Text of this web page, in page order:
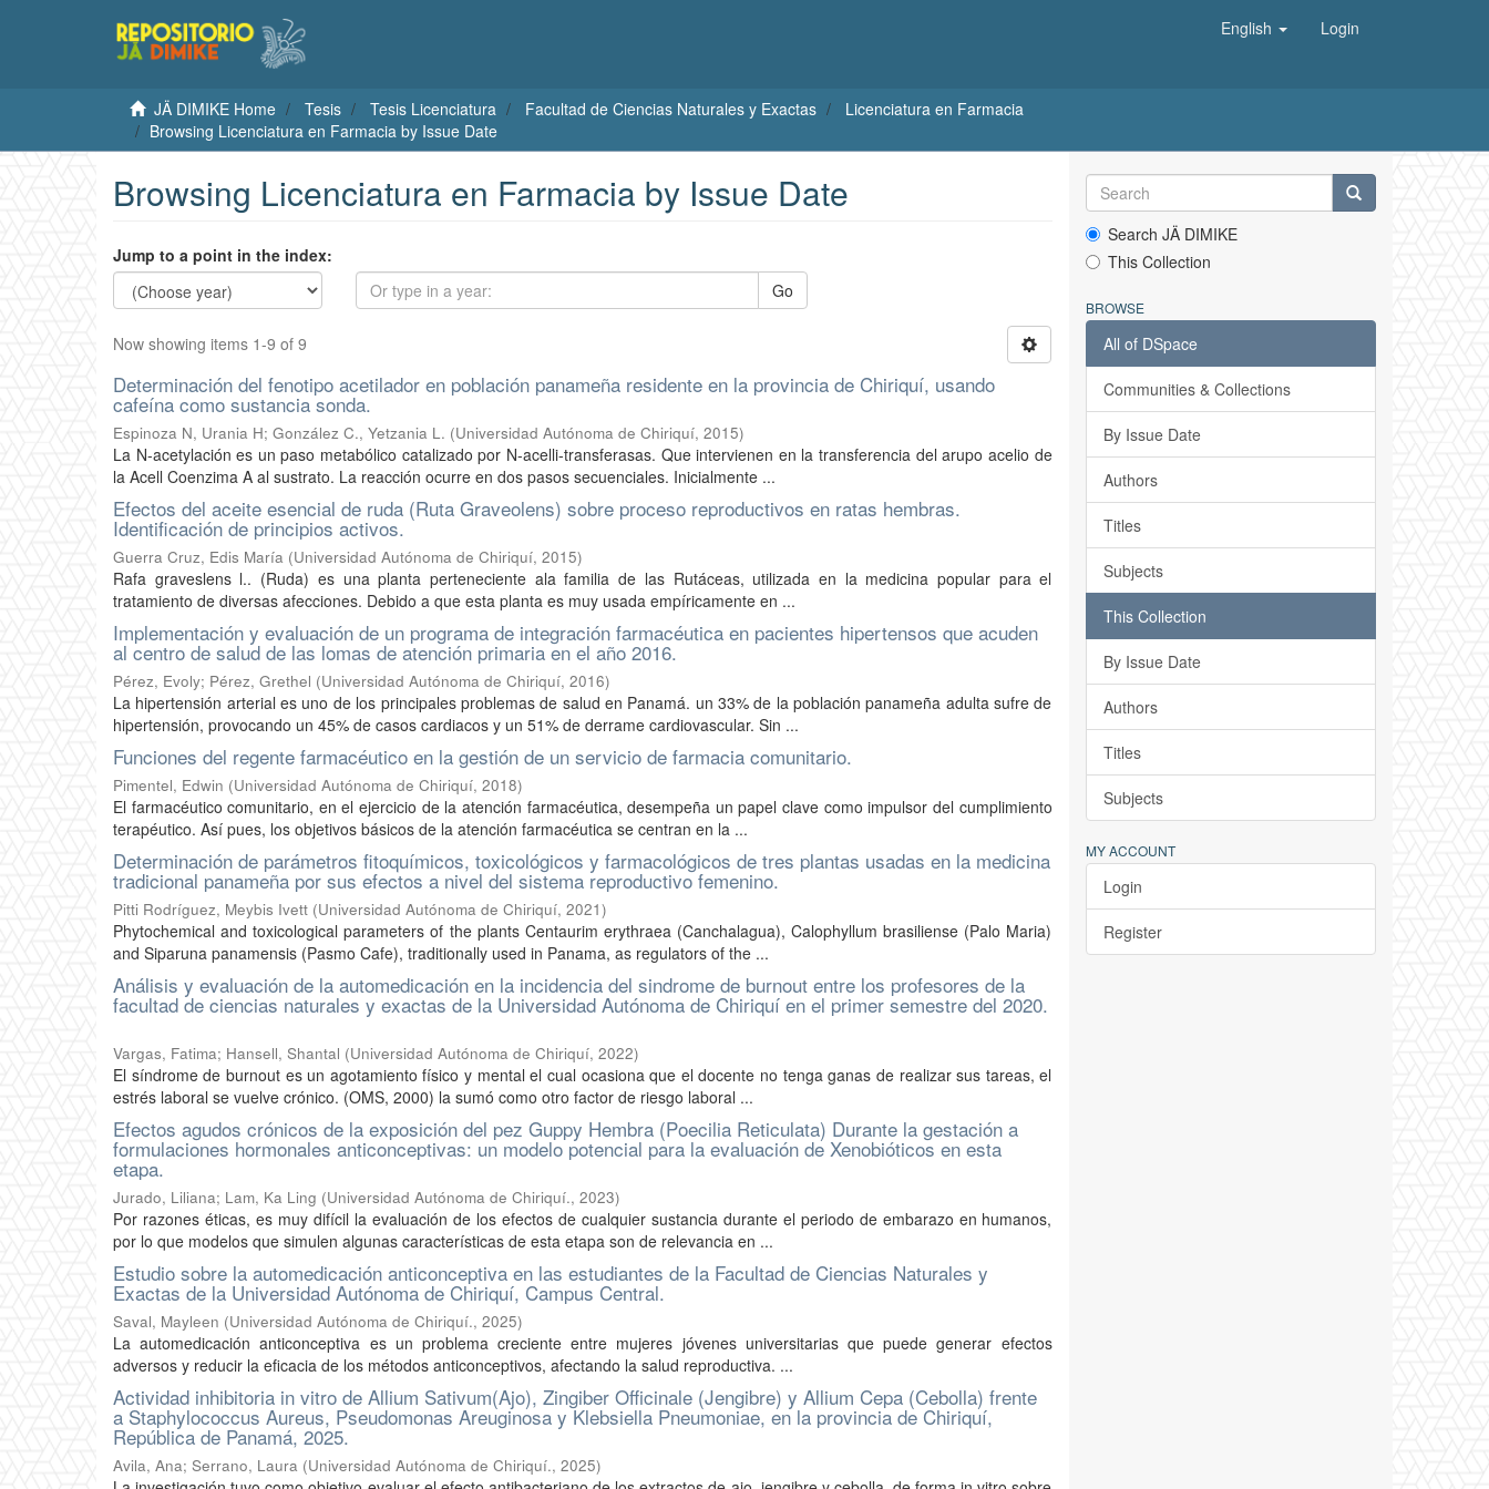
English Login
JÄ DIMIKE Home Tesis Tesis Licenciatura Facultad de Ciencias Naturales y Exactas
Licenciatura en Farmacia
Browsing Licenciatura en Farmacia by Issue Date
Browsing Licenciatura en Farmacia by Issue Date
Jump to a point in the index:
Go
Now showing items 1-9 of 9
Determinación del fenotipo acetilador en población panameña residente en la provincia de Chiriquí, usando
cafeína como sustancia sonda.
Espinoza N, Urania H; González C., Yetzania L. (Universidad Autónoma de Chiriquí, 2015)
La N-acetylación es un paso metabólico catalizado por N-acelli-transferasas. Que intervienen en la transferencia del arupo acelio de
la Acell Coenzima A al sustrato. La reacción ocurre en dos pasos secuenciales. Inicialmente ...
Efectos del aceite esencial de ruda (Ruta Graveolens) sobre proceso reproductivos en ratas hembras.
Identificación de principios activos.
Guerra Cruz, Edis María (Universidad Autónoma de Chiriquí, 2015)
Rafa graveslens l.. (Ruda) es una planta perteneciente ala familia de las Rutáceas, utilizada en la medicina popular para el
tratamiento de diversas afecciones. Debido a que esta planta es muy usada empíricamente en ...
Implementación y evaluación de un programa de integración farmacéutica en pacientes hipertensos que acuden
al centro de salud de las lomas de atención primaria en el año 2016.
Pérez, Evoly; Pérez, Grethel (Universidad Autónoma de Chiriquí, 2016)
La hipertensión arterial es uno de los principales problemas de salud en Panamá. un 33% de la población panameña adulta sufre de
hipertensión, provocando un 45% de casos cardiacos y un 51% de derrame cardiovascular. Sin ...
Funciones del regente farmacéutico en la gestión de un servicio de farmacia comunitario.
Pimentel, Edwin (Universidad Autónoma de Chiriquí, 2018)
El farmacéutico comunitario, en el ejercicio de la atención farmacéutica, desempeña un papel clave como impulsor del cumplimiento
terapéutico. Así pues, los objetivos básicos de la atención farmacéutica se centran en la ...
Determinación de parámetros fitoquímicos, toxicológicos y farmacológicos de tres plantas usadas en la medicina
tradicional panameña por sus efectos a nivel del sistema reproductivo femenino.
Pitti Rodríguez, Meybis Ivett (Universidad Autónoma de Chiriquí, 2021)
Phytochemical and toxicological parameters of the plants Centaurim erythraea (Canchalagua), Calophyllum brasiliense (Palo Maria)
and Siparuna panamensis (Pasmo Cafe), traditionally used in Panama, as regulators of the ...
Análisis y evaluación de la automedicación en la incidencia del sindrome de burnout entre los profesores de la
facultad de ciencias naturales y exactas de la Universidad Autónoma de Chiriquí en el primer semestre del 2020.
Vargas, Fatima; Hansell, Shantal (Universidad Autónoma de Chiriquí, 2022)
El síndrome de burnout es un agotamiento físico y mental el cual ocasiona que el docente no tenga ganas de realizar sus tareas, el
estrés laboral se vuelve crónico. (OMS, 2000) la sumó como otro factor de riesgo laboral ...
Efectos agudos crónicos de la exposición del pez Guppy Hembra (Poecilia Reticulata) Durante la gestación a
formulaciones hormonales anticonceptivas: un modelo potencial para la evaluación de Xenobióticos en esta
etapa.
Jurado, Liliana; Lam, Ka Ling (Universidad Autónoma de Chiriquí., 2023)
Por razones éticas, es muy difícil la evaluación de los efectos de cualquier sustancia durante el periodo de embarazo en humanos,
por lo que modelos que simulen algunas características de esta etapa son de relevancia en ...
Estudio sobre la automedicación anticonceptiva en las estudiantes de la Facultad de Ciencias Naturales y
Exactas de la Universidad Autónoma de Chiriquí, Campus Central.
Saval, Mayleen (Universidad Autónoma de Chiriquí., 2025)
La automedicación anticonceptiva es un problema creciente entre mujeres jóvenes universitarias que puede generar efectos
adversos y reducir la eficacia de los métodos anticonceptivos, afectando la salud reproductiva. ...
Actividad inhibitoria in vitro de Allium Sativum(Ajo), Zingiber Officinale (Jengibre) y Allium Cepa (Cebolla) frente
a Staphylococcus Aureus, Pseudomonas Areuginosa y Klebsiella Pneumoniae, en la provincia de Chiriquí,
República de Panamá, 2025.
Avila, Ana; Serrano, Laura (Universidad Autónoma de Chiriquí., 2025)
Search JÄ DIMIKE
This Collection
BROWSE
All of DSpace
Communities & Collections
By Issue Date
Authors
Titles
Subjects
This Collection
By Issue Date
Authors
Titles
Subjects
MY ACCOUNT
Login
Register